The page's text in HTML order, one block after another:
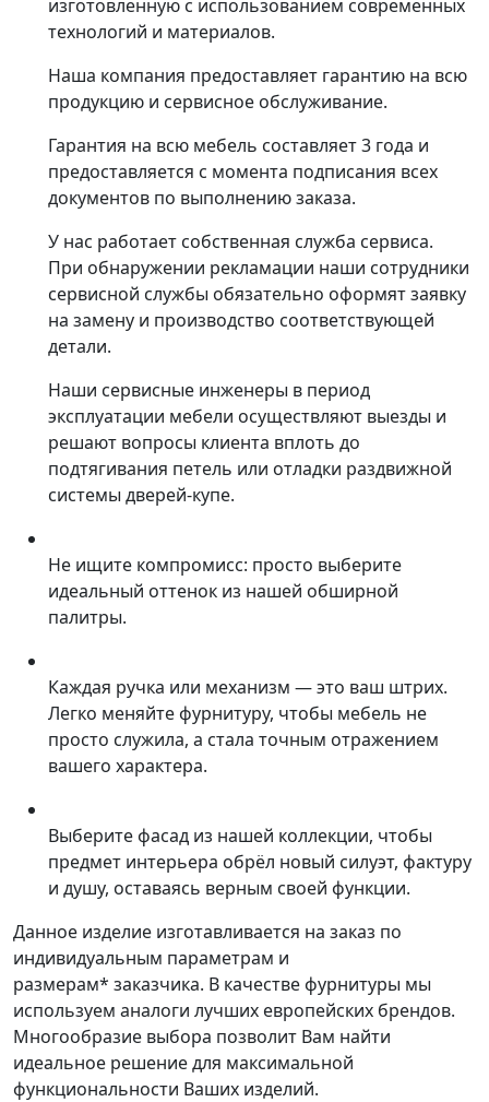
изготовленную с использованием современных
технологий и материалов.
Наша компания предоставляет гарантию на всю
продукцию и сервисное обслуживание.
Гарантия на всю мебель составляет 3 года и
предоставляется с момента подписания всех
документов по выполнению заказа.
У нас работает собственная служба сервиса.
При обнаружении рекламации наши сотрудники
сервисной службы обязательно оформят заявку
на замену и производство соответствующей
детали.
Наши сервисные инженеры в период
эксплуатации мебели осуществляют выезды и
решают вопросы клиента вплоть до
подтягивания петель или отладки раздвижной
системы дверей-купе.
Не ищите компромисс: просто выберите
идеальный оттенок из нашей обширной
палитры.
Каждая ручка или механизм — это ваш штрих.
Легко меняйте фурнитуру, чтобы мебель не
просто служила, а стала точным отражением
вашего характера.
Выберите фасад из нашей коллекции, чтобы
предмет интерьера обрёл новый силуэт, фактуру
и душу, оставаясь верным своей функции.
Данное изделие изготавливается на заказ по
индивидуальным параметрам и
размерам* заказчика. В качестве фурнитуры мы
используем аналоги лучших европейских брендов.
Многообразие выбора позволит Вам найти
идеальное решение для максимальной
функциональности Ваших изделий.